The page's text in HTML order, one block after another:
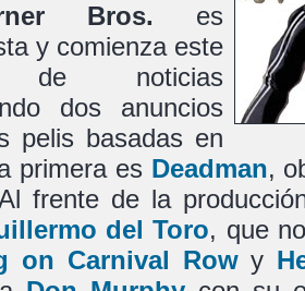
Bros. es
y comienza este
de noticias
dos anuncios
pelis basadas en
primera es Deadman,
frente de la
del Toro, que
on Carnival Rowy